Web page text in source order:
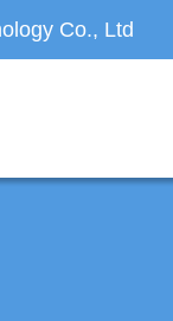
Co., Ltd